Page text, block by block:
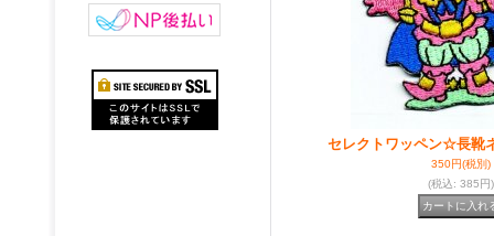
セレクトワッペン☆長靴
350円(税別)
(税込: 385円)